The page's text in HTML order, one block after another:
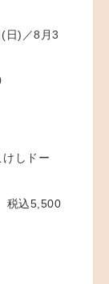
日)／8月3
しドー
税込5,500